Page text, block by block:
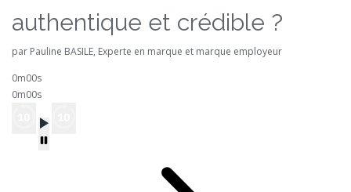
authentique et crédible ?
par Pauline BASILE, Experte en marque et marque employeur
0m00s
0m00s